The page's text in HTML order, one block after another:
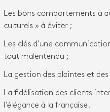
Les bons comportements à
culturels » à éviter ;
Les clés d’une
tout malentendu ;
La gestion des plaintes et
La fidélisation des clients
l’élégance à la française.